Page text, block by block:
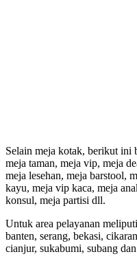
Selain meja kotak, berikut ini
meja taman, meja vip, meja
meja lesehan, meja barstool,
kayu, meja vip kaca, meja
konsul, meja partisi dll.
Untuk area pelayanan
banten, serang, bekasi,
cianjur, sukabumi, subang